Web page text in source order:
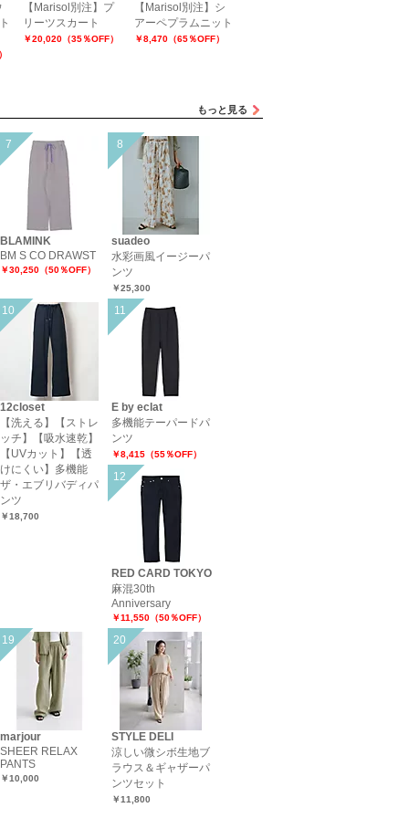
【Marisol別注】プ
リーツスカート
￥20,020（35％OFF）
【Marisol別注】シ
アーペプラムニット
￥8,470（65％OFF）
BLAMINK
BM S CO DRAWST
￥30,250（50％OFF）
suadeo
水彩画風イージーパ
ンツ
￥25,300
12closet
【洗える】【ストレ
ッチ】【吸水速乾】
【UVカット】【透
けにくい】多機能
ザ・エブリバディパ
ンツ
￥18,700
E by eclat
多機能テーパードパ
ンツ
￥8,415（55％OFF）
RED CARD TOKYO
麻混30th
Anniversary
￥11,550（50％OFF）
marjour
SHEER RELAX
PANTS
￥10,000
STYLE DELI
涼しい微シボ生地ブ
ラウス＆ギャザーパ
ンツセット
￥11,800
もっと見る